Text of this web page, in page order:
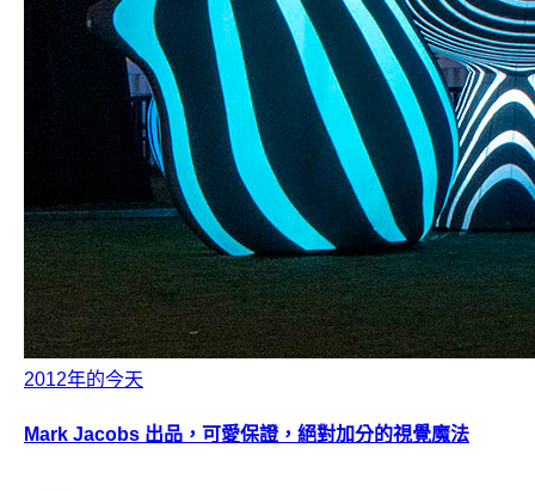
2012年的今天
Mark Jacobs 出品，可愛保證，絕對加分的視覺魔法